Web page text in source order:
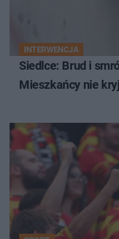
INTERWENCJA
Siedlce: Brud i
Mieszkańcy nie